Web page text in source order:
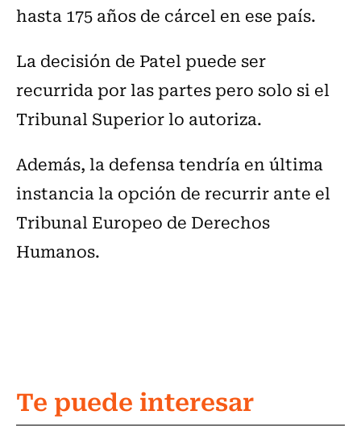
hasta 175 años de cárcel en ese país.
La decisión de Patel puede ser
recurrida por las partes pero solo si el
Tribunal Superior lo autoriza.
Además, la defensa tendría en última
instancia la opción de recurrir ante el
Tribunal Europeo de Derechos
Humanos.
Te puede interesar